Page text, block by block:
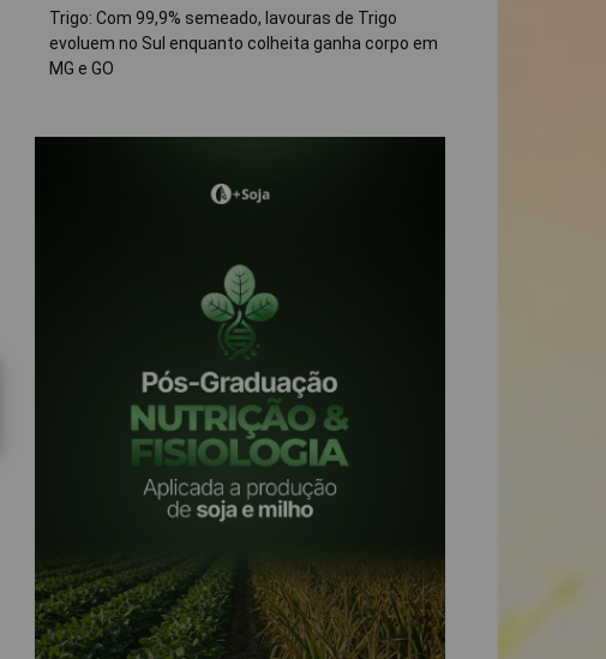
Trigo: Com 99,9% semeado, lavouras de Trigo
evoluem no Sul enquanto colheita ganha corpo em
MG e GO